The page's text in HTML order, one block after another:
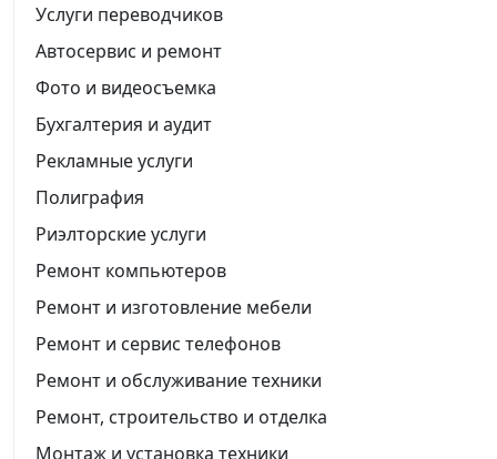
Услуги переводчиков
Автосервис и ремонт
Фото и видеосъемка
Бухгалтерия и аудит
Рекламные услуги
Полиграфия
Риэлторские услуги
Ремонт компьютеров
Ремонт и изготовление мебели
Ремонт и сервис телефонов
Ремонт и обслуживание техники
Ремонт, строительство и отделка
Монтаж и установка техники